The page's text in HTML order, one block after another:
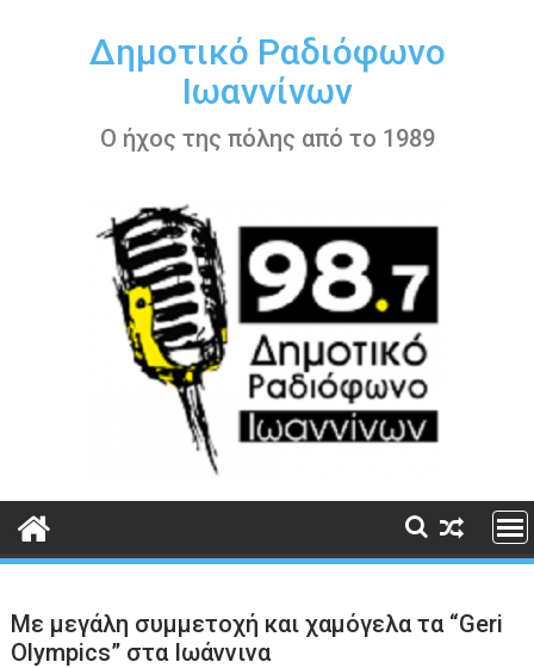
περιεχόμενοΔημοτικό Ραδιόφωνο
Ιωαννίνων
Ο ήχος της πόλης από το 1989
Με μεγάλη συμμετοχή και χαμόγελα τα “Geri
Olympics” στα Ιωάννινα